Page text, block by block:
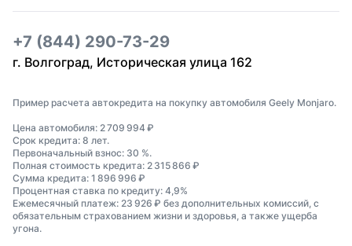
+7 (844) 290-73-29
г. Волгоград, Историческая улица 162
Пример расчета автокредита на покупку автомобиля Geely Monjaro.
Цена автомобиля: 2 709 994 ₽
Срок кредита: 8 лет.
Первоначальный взнос: 30 %.
Полная стоимость кредита: 2 315 866 ₽
Сумма кредита: 1 896 996 ₽
Процентная ставка по кредиту: 4,9%
Ежемесячный платеж: 23 926 ₽ без дополнительных комиссий, с
обязательным страхованием жизни и здоровья, а также ущерба
угона.